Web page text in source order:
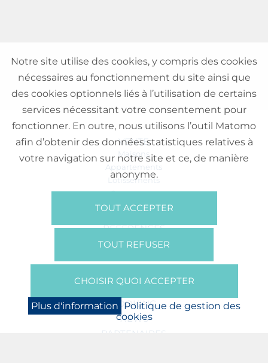
VENTE
Maisons
Appartements
Lotissements
Commerces
Bureaux
RÉFÉRENCES
SUR NOUS
Presse
BOOKING
NEWS
PARTENAIRES
Notre site utilise des cookies, y compris des cookies
nécessaires au fonctionnement du site ainsi que
des cookies optionnels liés à l’utilisation de certains
services nécessitant votre consentement pour
fonctionner. En outre, nous utilisons l’outil Matomo
afin d’obtenir des données statistiques relatives à
votre navigation sur notre site et ce, de manière
anonyme.
TOUT ACCEPTER
TOUT REFUSER
CHOISIR QUOI ACCEPTER
Plus d'information Politique de gestion des
cookies